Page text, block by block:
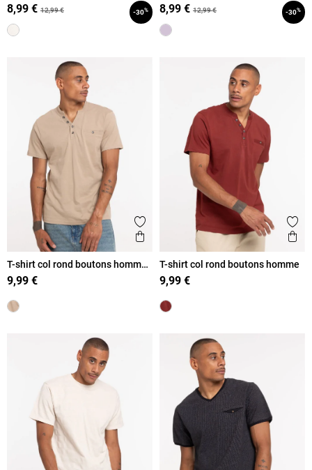
8,99 € 12,99 € -30% 8,99 € 12,99 € -30%
Ajouter aux favoris
Aperçu rapide
T-shirt col rond boutons homme
taupe
9,99 €
T-shirt col rond boutons homme
9,99 €